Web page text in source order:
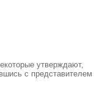
утверждают,
с представителем